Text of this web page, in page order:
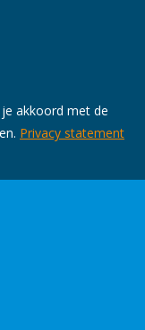
akkoord met de
Privacy statement